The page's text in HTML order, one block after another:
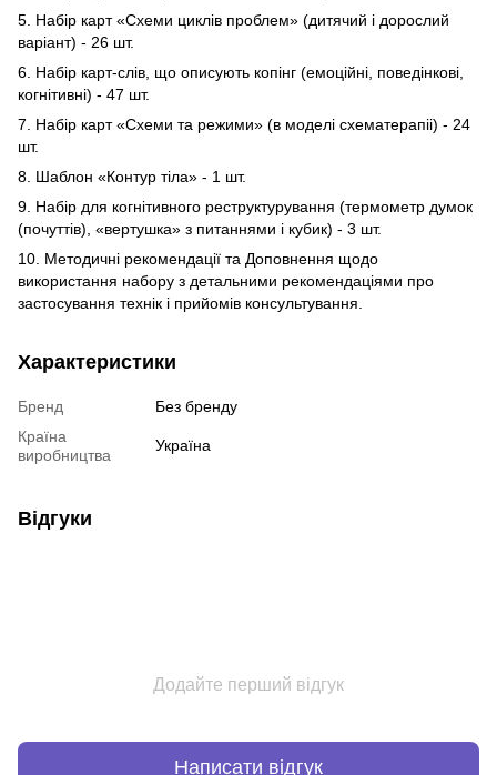
5. Набір карт «Схеми циклів проблем» (дитячий і дорослий
варіант) - 26 шт.
6. Набір карт-слів, що описують копінг (емоційні, поведінкові,
когнітивні) - 47 шт.
7. Набір карт «Схеми та режими» (в моделі схематерапіі) - 24
шт.
8. Шаблон «Контур тіла» - 1 шт.
9. Набір для когнітивного реструктурування (термометр думок
(почуттів), «вертушка» з питаннями і кубик) - 3 шт.
10. Методичні рекомендації та Доповнення щодо
використання набору з детальними рекомендаціями про
застосування технік і прийомів консультування.
Характеристики
Бренд
Без бренду
Країна
виробництва
Україна
Відгуки
Додайте перший відгук
Написати відгук